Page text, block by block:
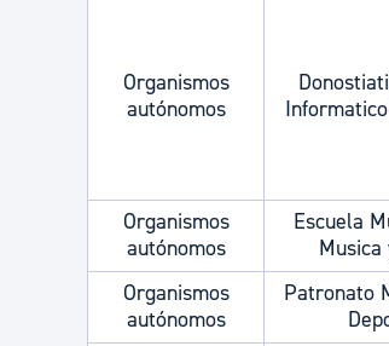
Organismos
autónomos
Organismos
autónomos
Escuela
Musica
Organismos
autónomos
Patronato